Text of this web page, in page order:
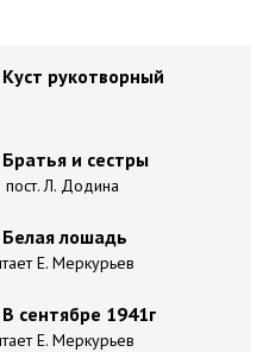
рукотворный
и сестры
пост. Л. Додина
лошадь
Е. Меркурьев
сентябре 1941г
Е. Меркурьев